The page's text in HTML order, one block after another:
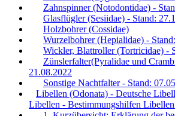
Zahnspinner (Notodontidae) -
Glasflügler (Sesiidae) - Stand:
Holzbohrer (Cossidae)
Wurzelbohrer (Hepialidae) -
Wickler, Blattroller (Tortricidae) -
Zünslerfalter(Pyralidae und
21.08.2022
Sonstige Nachtfalter - Stand:
Libellen (Odonata) - Deutsche
Libellen - Bestimmungshilfen